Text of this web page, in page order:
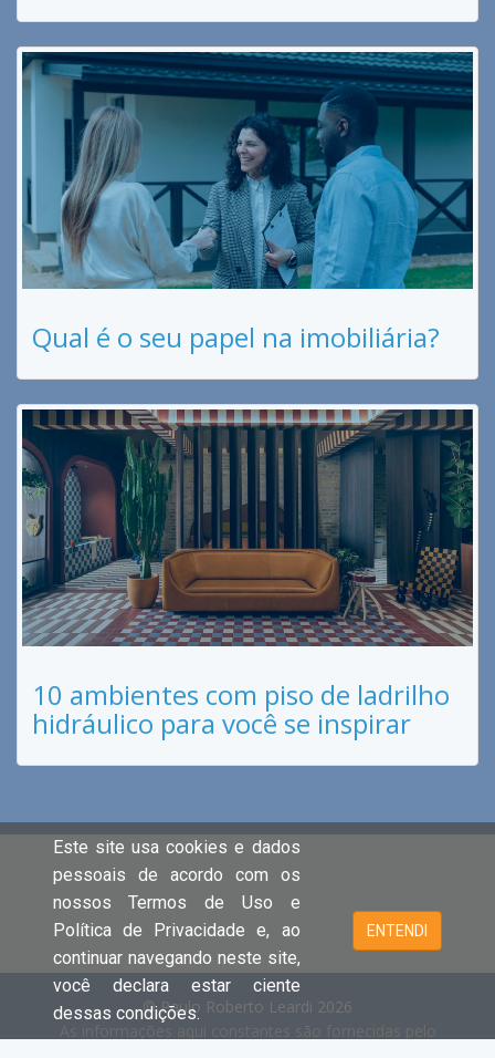
Qual é o seu papel na imobiliária?
10 ambientes com piso de ladrilho
hidráulico para você se inspirar
© Paulo Roberto Leardi 2026
Este site usa cookies e dados
pessoais de acordo com os
nossos Termos de Uso e
Política de Privacidade e, ao
continuar navegando neste site,
você declara estar ciente
dessas condições.
ENTENDI